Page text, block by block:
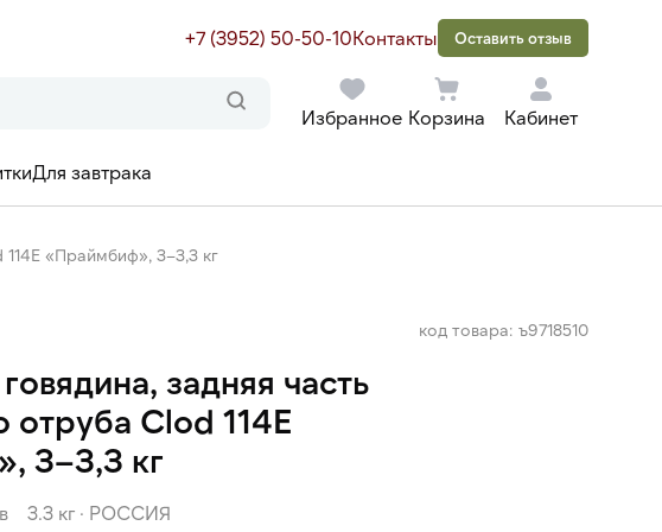
+7 (3952) 50-50-10Контакты Оставить отзыв
Избранное Корзина Кабинет
Для завтрака
«Праймбиф», 3–3,3 кг
код товара: ъ9718510
задняя часть
отруба Clod 114Е
3–3,3 кг
3.3 кг · РОССИЯ